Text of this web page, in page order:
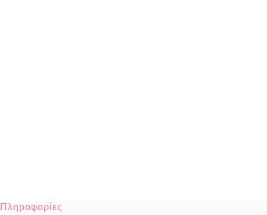
Πληροφορίες